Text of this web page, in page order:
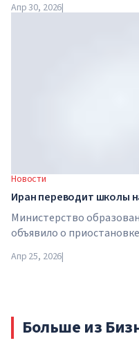
структурой в сфере
Апр 30, 2026|
Новости
Иран переводит школы
Министерство
объявило о
университеты
Апр 25, 2026|
Больше из